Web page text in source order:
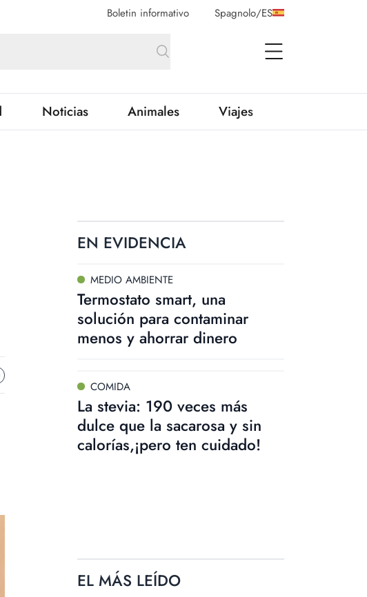
Boletin informativo Spagnolo/ES
open Menu
Noticias Animales Viajes
EN EVIDENCIA
MEDIO AMBIENTE
Termostato smart, una
solución para contaminar
menos y ahorrar dinero
COMIDA
La stevia: 190 veces más
dulce que la sacarosa y sin
calorías,¡pero ten cuidado!
EL MÁS LEÍDO